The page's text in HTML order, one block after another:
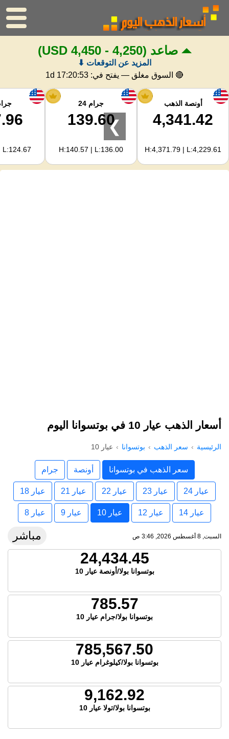
الرئيسية
سعر الذهب
اسعار الفضه
حاسبة الذهب
لمشرفي المواقع
صاعد (4,250 - 4,450 USD)
المزيد عن التوقعات ⬇
🔴 السوق مغلق — يفتح في: 1d 17:20:52
أونصة الذهب
4,341.42
H:4,371.79 | L:4,229.61
جرام 24
139.60
H:140.57 | L:136.00
L:124.67
❯
أسعار الذهب عيار 10 في بوتسوانا اليوم
الرئيسية سعر الذهب بوتسوانا عيار 10
سعر الذهب في بوتسوانا أونصة جرام
عيار 24 عيار 23 عيار 22 عيار 21 عيار 18
عيار 14 عيار 12 عيار 10 عيار 9 عيار 8
السبت, 8 أغسطس 2026, 3:46 ص مباشر
24,434.45
بوتسوانا بولا/أونصة عيار 10
785.57
بوتسوانا بولا/جرام عيار 10
785,567.50
بوتسوانا بولا/كيلوغرام عيار 10
9,162.92
بوتسوانا بولا/تولا عيار 10